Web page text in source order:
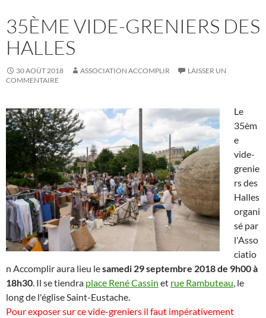
35ÈME VIDE-GRENIERS DES
HALLES
30 AOÛT 2018 ASSOCIATION ACCOMPLIR
LAISSER UN
COMMENTAIRE
Le
35èm
e
vide-
grenie
rs des
Halles
organi
sé par
l'Asso
ciatio
n Accomplir aura lieu lesamedi 29 septembre 2018 de 9h00 à
18h30. Il se tiendra place René Cassin et rue Rambuteau, le
long de l'église Saint-Eustache.
Pour exposer sur ce vide-greniers il faut impérativement